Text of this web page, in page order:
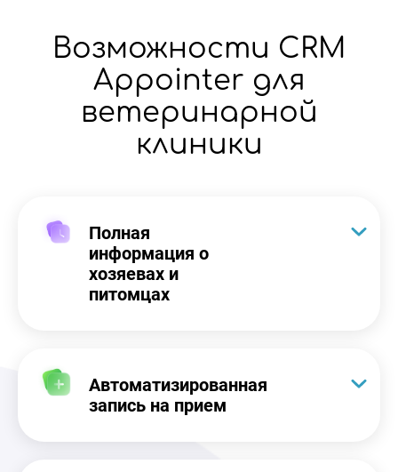
Возможности CRM
Appointer для
ветеринарной
клиники
Полная
информация о
хозяевах и
питомцах
Автоматизированная
запись на прием